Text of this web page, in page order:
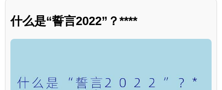
什么是“誓言2022”？****